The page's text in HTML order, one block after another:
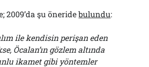
2009’da şu öneridebulundu:
ile kendisin perişan eden
Öcalan’ın gözlem altında
ikamet gibi yöntemler